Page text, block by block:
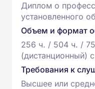
Диплом о
установленного
Объем и формат
256 ч. / 504 ч. /
(дистанционный)
Требования к
Высшее или